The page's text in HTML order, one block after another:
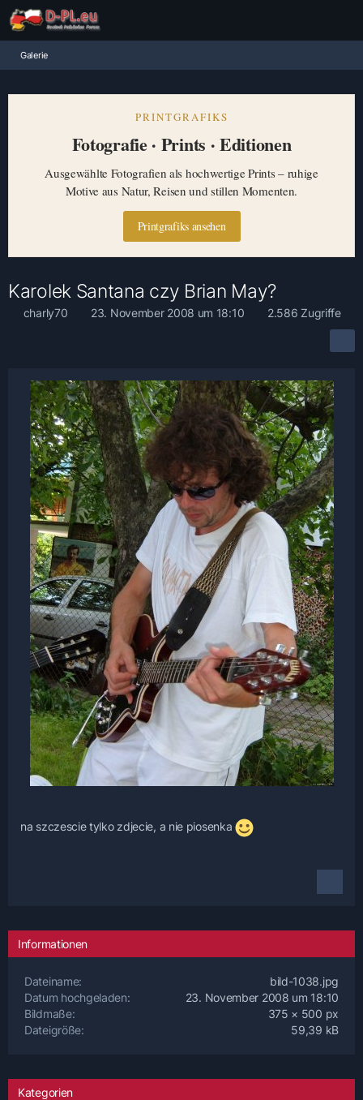
Galerie
PRINTGRAFIKS
Fotografie · Prints · Editionen
Ausgewählte Fotografien als hochwertige Prints – ruhige
Motive aus Natur, Reisen und stillen Momenten.
Printgrafiks ansehen
Karolek Santana czy Brian May?
charly70 23. November 2008 um 18:10 2.586 Zugriffe
na szczescie tylko zdjecie, a nie piosenka
Informationen
Dateiname
bild-1038.jpg
Datum hochgeladen
23. November 2008 um 18:10
Bildmaße
375 × 500 px
Dateigröße
59,39 kB
Kategorien